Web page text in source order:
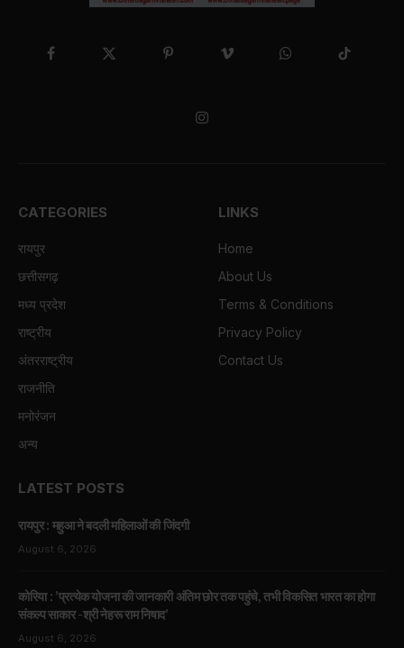
FacebookX
Pinterest Vimeo WhatsAppTikTok
Instagram
CATEGORIES
रायपुर
छत्तीसगढ़
मध्य प्रदेश
राष्ट्रीय
अंतरराष्ट्रीय
राजनीति
मनोरंजन
अन्य
LINKS
Home
About Us
Terms & Conditions
Privacy Policy
Contact Us
LATEST POSTS
रायपुर : महुआ ने बदली महिलाओं की जिंदगी
August 6, 2026
कोरिया : ’प्रत्येक योजना की जानकारी अंतिम छोर तक पहुंचे, तभी विकसित भारत का होगा
संकल्प साकार -श्री नेहरू राम निषाद’
August 6, 2026